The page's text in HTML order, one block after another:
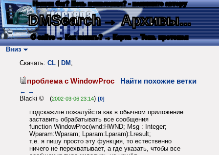
Нашли баг? Есть пожелания? - напишите автору
DMSearch→ Архивы...
О сайте → Как искать? → Карта → Текс. протокол
Вниз
Скачать: CL DM ;
проблема с WindowProc Найти похожие ветки
← →
Blacki © (2002-03-06 23:14) [0]
подскажите пожалуйста как в обычном приложение
заставить обрабатывать все сообщения
function WindowProc(wnd:HWND; Msg : Integer;
Wparam:Wparam; Lparam:Lparam):Lresult;
т.е. я пишу просто эту функция, то естественно
ничего не перехватывает, а где указать, чтобы все